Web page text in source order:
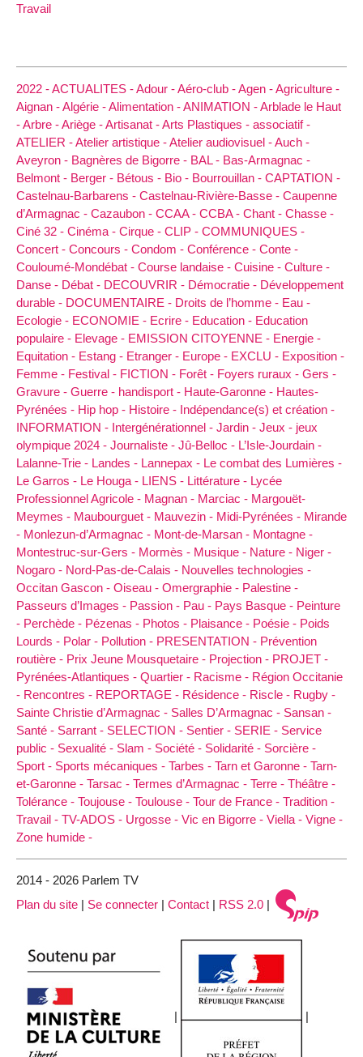
Travail
2022 -ACTUALITES -Adour -Aéro-club -Agen -Agriculture -
Aignan -Algérie -Alimentation -ANIMATION -Arblade le Haut
-Arbre -Ariège -Artisanat -Arts Plastiques - associatif -
ATELIER -Atelier artistique -Atelier audiovisuel -Auch -
Aveyron - Bagnères de Bigorre - BAL - Bas-Armagnac -
Belmont - Berger - Bétous - Bio - Bourrouillan - CAPTATION -
Castelnau-Barbarens - Castelnau-Rivière-Basse - Caupenne
d’Armagnac - Cazaubon - CCAA - CCBA - Chant - Chasse -
Ciné 32 - Cinéma - Cirque - CLIP - COMMUNIQUES -
Concert - Concours - Condom - Conférence - Conte -
Couloumé-Mondébat - Course landaise - Cuisine - Culture -
Danse - Débat - DECOUVRIR - Démocratie - Développement
durable - DOCUMENTAIRE - Droits de l’homme - Eau -
Ecologie - ECONOMIE - Ecrire - Education - Education
populaire - Elevage - EMISSION CITOYENNE - Energie -
Equitation - Estang - Etranger - Europe - EXCLU - Exposition -
Femme - Festival - FICTION - Forêt - Foyers ruraux - Gers -
Gravure - Guerre - handisport - Haute-Garonne - Hautes-
Pyrénées - Hip hop - Histoire - Indépendance(s) et création -
INFORMATION - Intergénérationnel - Jardin - Jeux - jeux
olympique 2024 - Journaliste - Jû-Belloc - L’Isle-Jourdain -
Lalanne-Trie - Landes - Lannepax - Le combat des Lumières -
Le Garros - Le Houga - LIENS - Littérature - Lycée
Professionnel Agricole - Magnan - Marciac - Margouët-
Meymes - Maubourguet - Mauvezin - Midi-Pyrénées - Mirande
- Monlezun-d’Armagnac - Mont-de-Marsan - Montagne -
Montestruc-sur-Gers - Mormès - Musique - Nature - Niger -
Nogaro - Nord-Pas-de-Calais - Nouvelles technologies -
Occitan Gascon - Oiseau - Omergraphie - Palestine -
Passeurs d’Images - Passion - Pau - Pays Basque - Peinture
- Perchède - Pézenas - Photos - Plaisance - Poésie - Poids
Lourds - Polar - Pollution - PRESENTATION - Prévention
routière - Prix Jeune Mousquetaire - Projection - PROJET -
Pyrénées-Atlantiques - Quartier - Racisme - Région Occitanie
- Rencontres - REPORTAGE - Résidence - Riscle - Rugby -
Sainte Christie d’Armagnac - Salles D’Armagnac - Sansan -
Santé - Sarrant - SELECTION - Sentier - SERIE - Service
public - Sexualité - Slam - Société - Solidarité - Sorcière -
Sport - Sports mécaniques - Tarbes - Tarn et Garonne - Tarn-
et-Garonne - Tarsac - Termes d’Armagnac - Terre - Théâtre -
Tolérance - Toujouse - Toulouse - Tour de France - Tradition -
Travail - TV-ADOS - Urgosse - Vic en Bigorre - Viella - Vigne -
Zone humide -
2014 - 2026 Parlem TV
Plan du site | Se connecter | Contact | RSS 2.0 |
| |